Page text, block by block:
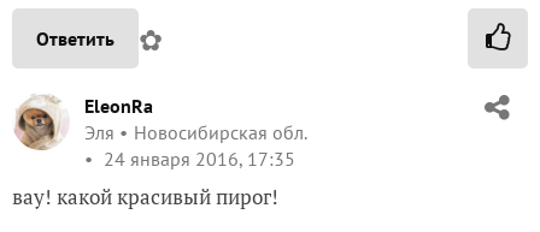
Ответить ✿
EleonRa
Эля
Новосибирская обл.
24 января 2016, 17:35
вау! какой красивый пирог!